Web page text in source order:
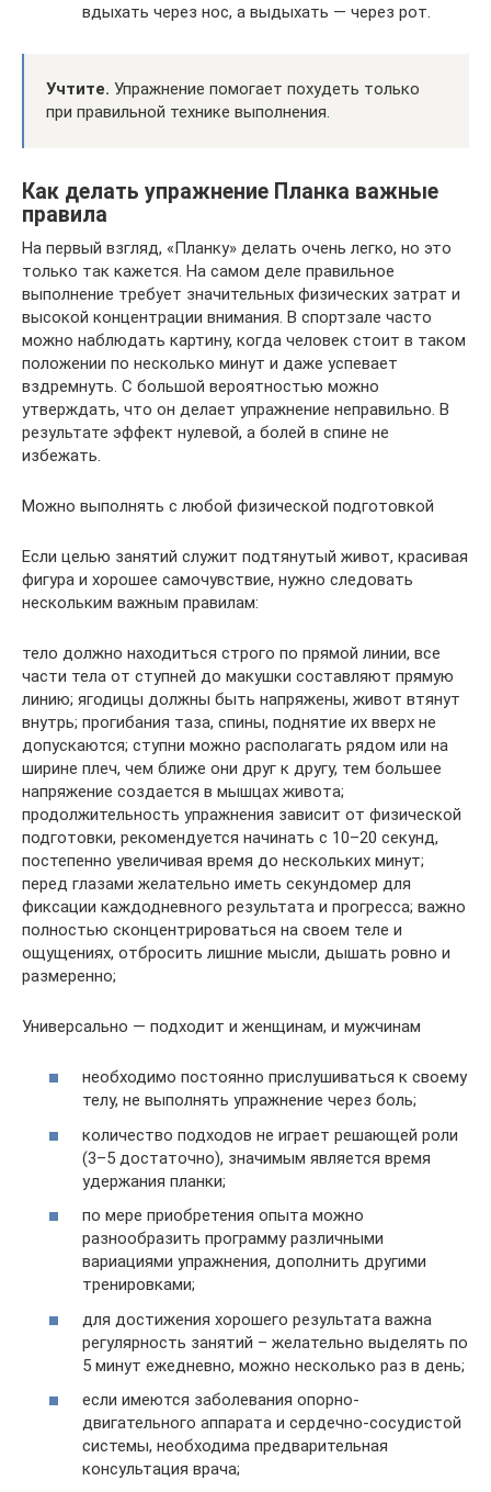
вдыхать через нос, а выдыхать — через рот.
Учтите. Упражнение помогает похудеть только
при правильной технике выполнения.
Как делать упражнение Планка важные
правила
На первый взгляд, «Планку» делать очень легко, но это
только так кажется. На самом деле правильное
выполнение требует значительных физических затрат и
высокой концентрации внимания. В спортзале часто
можно наблюдать картину, когда человек стоит в таком
положении по несколько минут и даже успевает
вздремнуть. С большой вероятностью можно
утверждать, что он делает упражнение неправильно. В
результате эффект нулевой, а болей в спине не
избежать.
Можно выполнять с любой физической подготовкой
Если целью занятий служит подтянутый живот, красивая
фигура и хорошее самочувствие, нужно следовать
нескольким важным правилам:
тело должно находиться строго по прямой линии, все
части тела от ступней до макушки составляют прямую
линию; ягодицы должны быть напряжены, живот втянут
внутрь; прогибания таза, спины, поднятие их вверх не
допускаются; ступни можно располагать рядом или на
ширине плеч, чем ближе они друг к другу, тем большее
напряжение создается в мышцах живота;
продолжительность упражнения зависит от физической
подготовки, рекомендуется начинать с 10–20 секунд,
постепенно увеличивая время до нескольких минут;
перед глазами желательно иметь секундомер для
фиксации каждодневного результата и прогресса; важно
полностью сконцентрироваться на своем теле и
ощущениях, отбросить лишние мысли, дышать ровно и
размеренно;
Универсально — подходит и женщинам, и мужчинам
необходимо постоянно прислушиваться к своему
телу, не выполнять упражнение через боль;
количество подходов не играет решающей роли
(3–5 достаточно), значимым является время
удержания планки;
по мере приобретения опыта можно
разнообразить программу различными
вариациями упражнения, дополнить другими
тренировками;
для достижения хорошего результата важна
регулярность занятий – желательно выделять по
5 минут ежедневно, можно несколько раз в день;
если имеются заболевания опорно-
двигательного аппарата и сердечно-сосудистой
системы, необходима предварительная
консультация врача;